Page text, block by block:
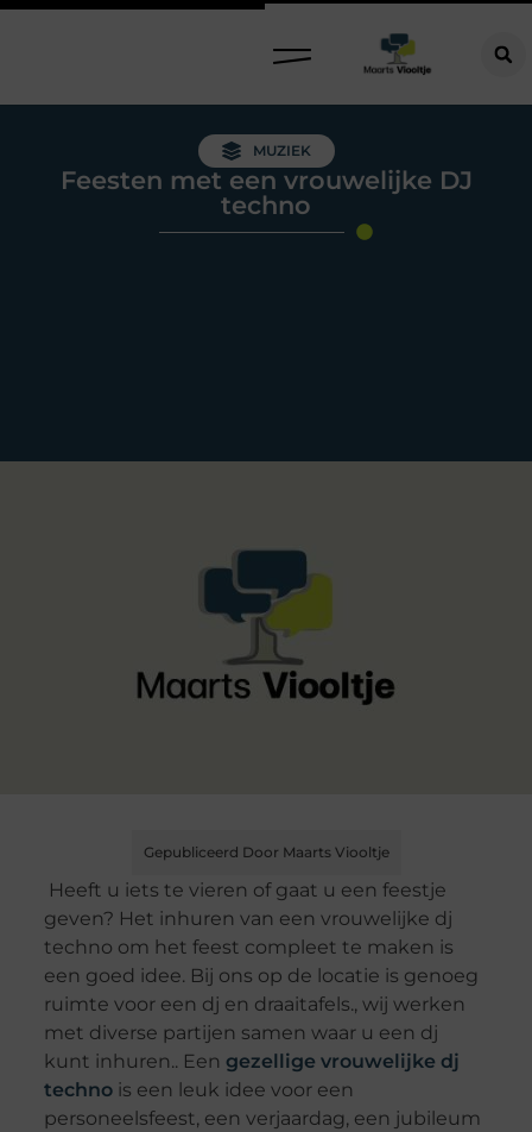
MUZIEK
Feesten met een vrouwelijke DJ
techno
Gepubliceerd Door Maarts Viooltje
Heeft u iets te vieren of gaat u een feestje
geven? Het inhuren van een vrouwelijke dj
techno om het feest compleet te maken is
een goed idee. Bij ons op de locatie is genoeg
ruimte voor een dj en draaitafels., wij werken
met diverse partijen samen waar u een dj
kunt inhuren.. Een gezellige vrouwelijke dj
technois een leuk idee voor een
personeelsfeest, een verjaardag, een jubileum